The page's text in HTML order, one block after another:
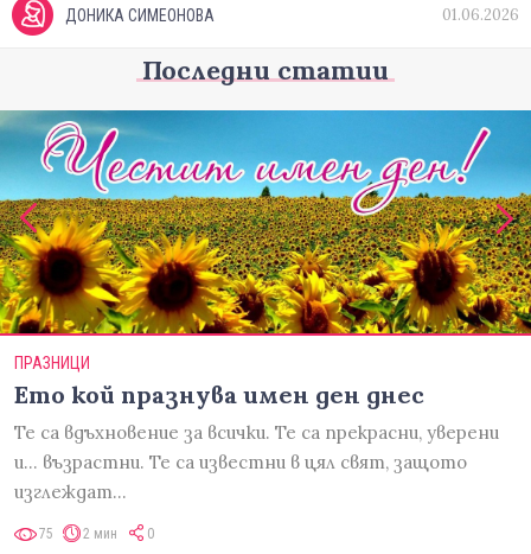
ДОНИКА СИМЕОНОВА 01.06.2026
Последни статии
ПРАЗНИЦИ
Ето кой празнува имен ден днес
Те са вдъхновение за всички. Те са прекрасни, уверени
и... възрастни. Те са известни в цял свят, защото
изглеждат…
75 2 мин 0